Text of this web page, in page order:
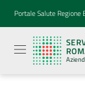
Vai al contenuto
Vai alla navigazione
Vai al footer
Portale Salute Regione
Sanitario
Regionale
Emilia-
Romagna
Azienda